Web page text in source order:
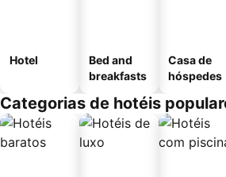
Hotel
Bed and
breakfasts
Casa de
hóspedes
Categorias de hotéis